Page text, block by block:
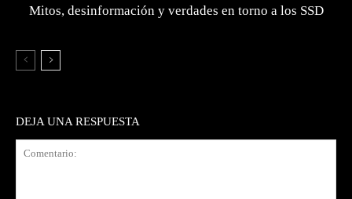
Mitos, desinformación y verdades en torno a los SSD
DEJA UNA RESPUESTA